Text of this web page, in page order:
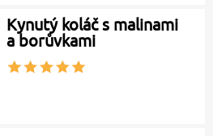
Kynutý koláč s malinami
a borůvkami